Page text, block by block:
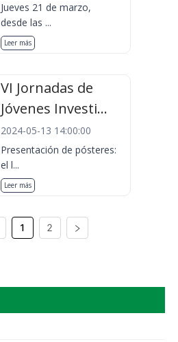
Jueves 21 de marzo,
desde las ...
Leer más
VI Jornadas de
Jóvenes Investi...
2024-05-13 14:00:00
Presentación de pósteres:
el l...
Leer más
1 2